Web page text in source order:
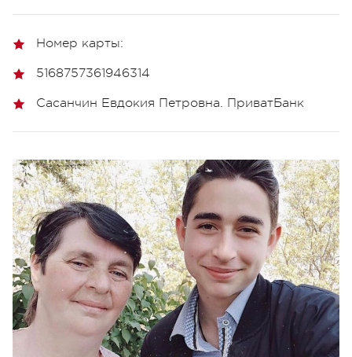
Номер карты:
5168757361946314
Сасанчин Евдокия Петровна. ПриватБанк